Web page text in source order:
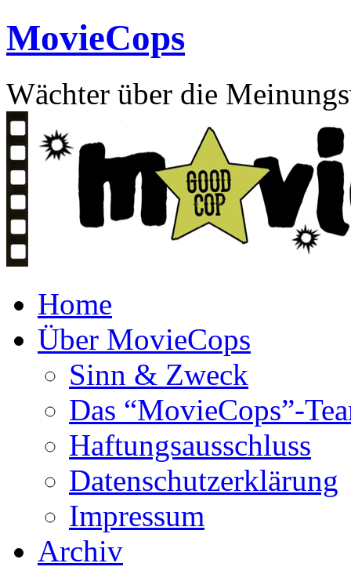
Skip
to
content
MovieCops
Wächter über die
Home
Über MovieCops
Sinn & Zweck
Das “MovieCops”-
Haftungsausschluss
Datenschutzerklärung
Impressum
Archiv